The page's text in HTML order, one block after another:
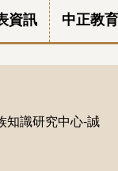
資訊 中正教
知識研究中心-誠